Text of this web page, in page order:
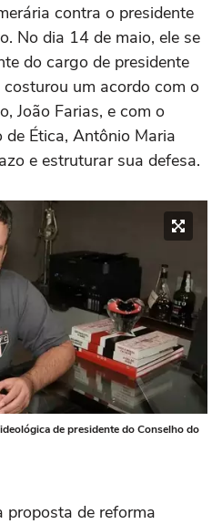
contra o presidente
No dia 14 de maio, ele se
do cargo de presidente
costurou um acordo com o
João Farias, e com o
de Ética, Antônio Maria
e estruturar sua defesa.
de presidente do Conselho do
proposta de reforma